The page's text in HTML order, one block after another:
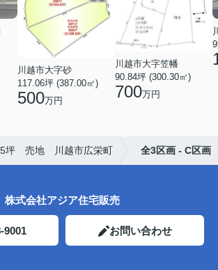
川越市大字砂
117.06坪 (387.00㎡)
500万円
川越市大字笠幡
90.84坪 (300.30㎡)
700万円
坪 売地 川越市広栄町 全3区画 - C区画
株式会社アジア住宅販売
9001 お問い合わせ